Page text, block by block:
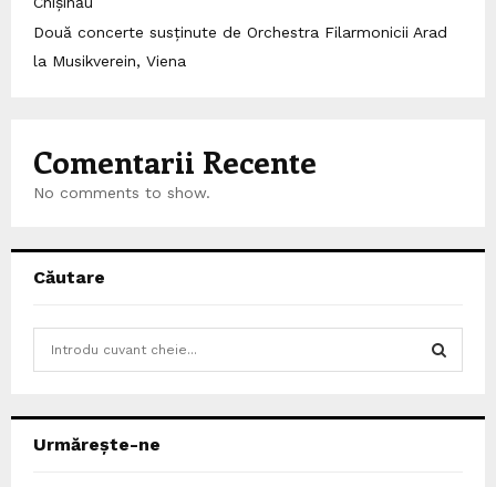
Două concerte susținute de Orchestra Filarmonicii Arad
la Musikverein, Viena
Comentarii Recente
No comments to show.
Căutare
h
Urmărește-ne